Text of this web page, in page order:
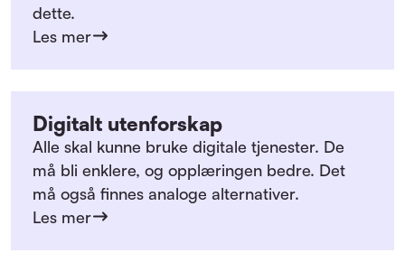
dette.
Les mer
Digitalt utenforskap
Alle skal kunne bruke digitale tjenester. De
må bli enklere, og opplæringen bedre. Det
må også finnes analoge alternativer.
Les mer